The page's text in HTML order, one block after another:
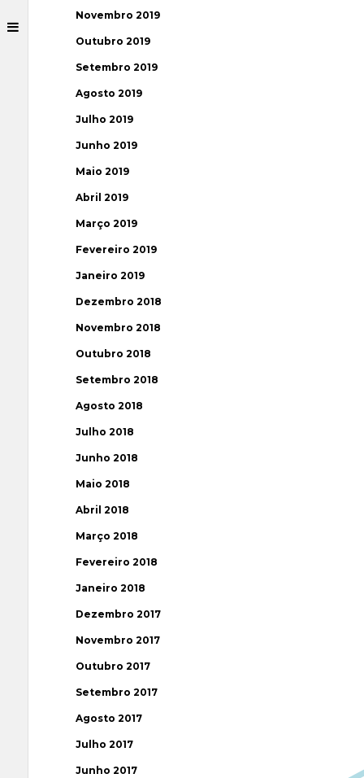
Novembro 2019
Outubro 2019
Setembro 2019
Agosto 2019
Julho 2019
Junho 2019
Maio 2019
Abril 2019
Março 2019
Fevereiro 2019
Janeiro 2019
Dezembro 2018
Novembro 2018
Outubro 2018
Setembro 2018
Agosto 2018
Julho 2018
Junho 2018
Maio 2018
Abril 2018
Março 2018
Fevereiro 2018
Janeiro 2018
Dezembro 2017
Novembro 2017
Outubro 2017
Setembro 2017
Agosto 2017
Julho 2017
Junho 2017